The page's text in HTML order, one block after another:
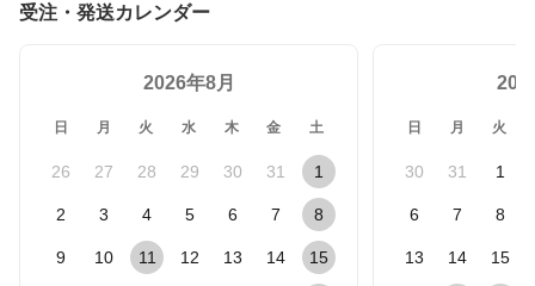
受注・発送カレンダー
2026年8月
日 月 火 水 木 金 土
26 27 28 29 30 31 1
2 3 4 5 6 7 8
9 10 11 12 13 14 15
日 月 火
30 31 1
6 7 8
13 14 15